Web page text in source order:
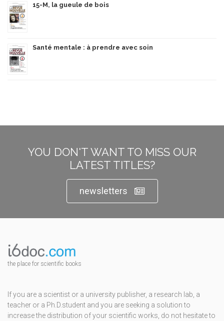
15-M, la gueule de bois
Santé mentale : à prendre avec soin
YOU DON'T WANT TO MISS OUR
LATEST TITLES?
newsletters
the place for scientific books
If you are a scientist or a university publisher, a research lab, a
teacher or a Ph.D.student and you are seeking a solution to
increase the distribution of your scientific works, do not hesitate to